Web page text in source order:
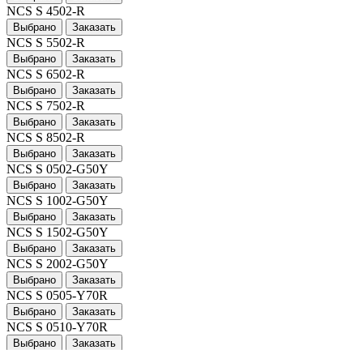
NCS S 4502-R
Выбрано Заказать
NCS S 5502-R
Выбрано Заказать
NCS S 6502-R
Выбрано Заказать
NCS S 7502-R
Выбрано Заказать
NCS S 8502-R
Выбрано Заказать
NCS S 0502-G50Y
Выбрано Заказать
NCS S 1002-G50Y
Выбрано Заказать
NCS S 1502-G50Y
Выбрано Заказать
NCS S 2002-G50Y
Выбрано Заказать
NCS S 0505-Y70R
Выбрано Заказать
NCS S 0510-Y70R
Выбрано Заказать